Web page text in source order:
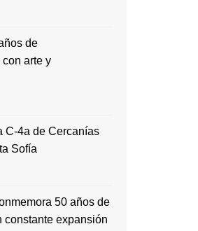
de
arte y
C-4a de Cercanías
Sofía
50 años de
constante expansión